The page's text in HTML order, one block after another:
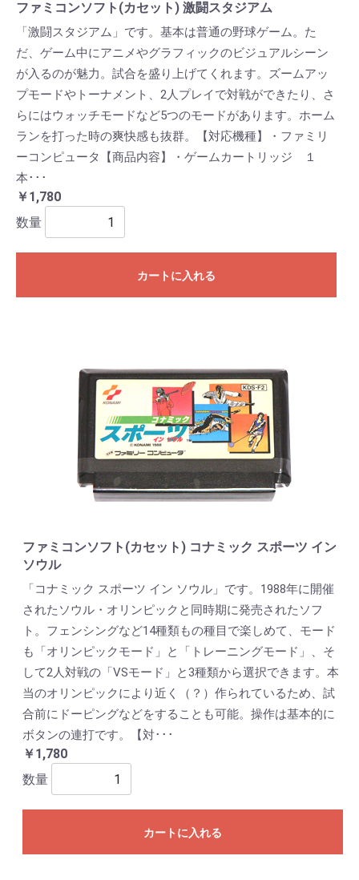
ファミコンソフト(カセット) 激闘スタジアム
「激闘スタジアム」です。基本は普通の野球ゲーム。た
だ、ゲーム中にアニメやグラフィックのビジュアルシーン
が入るのが魅力。試合を盛り上げてくれます。ズームアッ
プモードやトーナメント、2人プレイで対戦ができたり、さ
らにはウォッチモードなど5つのモードがあります。ホーム
ランを打った時の爽快感も抜群。【対応機種】・ファミリ
ーコンピュータ【商品内容】・ゲームカートリッジ １
本･･･
￥1,780
数量
カートに入れる
ファミコンソフト(カセット) コナミック スポーツ イン
ソウル
「コナミック スポーツ イン ソウル」です。1988年に開催
されたソウル・オリンピックと同時期に発売されたソフ
ト。フェンシングなど14種類もの種目で楽しめて、モード
も「オリンピックモード」と「トレーニングモード」、そ
して2人対戦の「VSモード」と3種類から選択できます。本
当のオリンピックにより近く（？）作られているため、試
合前にドーピングなどをすることも可能。操作は基本的に
ボタンの連打です。【対･･･
￥1,780
数量
カートに入れる